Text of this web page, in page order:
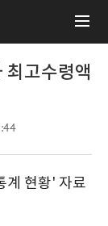
고수령액
계 현황' 자료